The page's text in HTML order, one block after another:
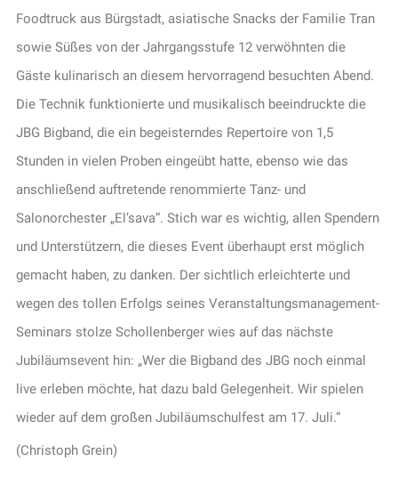
Foodtruck aus Bürgstadt, asiatische Snacks der Familie Tran
sowie Süßes von der Jahrgangsstufe 12 verwöhnten die
Gäste kulinarisch an diesem hervorragend besuchten Abend.
Die Technik funktionierte und musikalisch beeindruckte die
JBG Bigband, die ein begeisterndes Repertoire von 1,5
Stunden in vielen Proben eingeübt hatte, ebenso wie das
anschließend auftretende renommierte Tanz- und
Salonorchester „El’sava“. Stich war es wichtig, allen Spendern
und Unterstützern, die dieses Event überhaupt erst möglich
gemacht haben, zu danken. Der sichtlich erleichterte und
wegen des tollen Erfolgs seines Veranstaltungsmanagement-
Seminars stolze Schollenberger wies auf das nächste
Jubiläumsevent hin: „Wer die Bigband des JBG noch einmal
live erleben möchte, hat dazu bald Gelegenheit. Wir spielen
wieder auf dem großen Jubiläumschulfest am 17. Juli.“
(Christoph Grein)